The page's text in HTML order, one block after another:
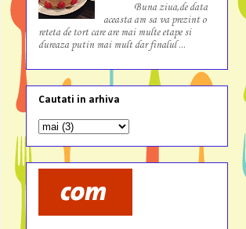
Buna ziua,de data
aceasta am sa va prezint o
reteta de tort care are mai multe etape si
dureaza putin mai mult dar finalul ...
Cautati in arhiva